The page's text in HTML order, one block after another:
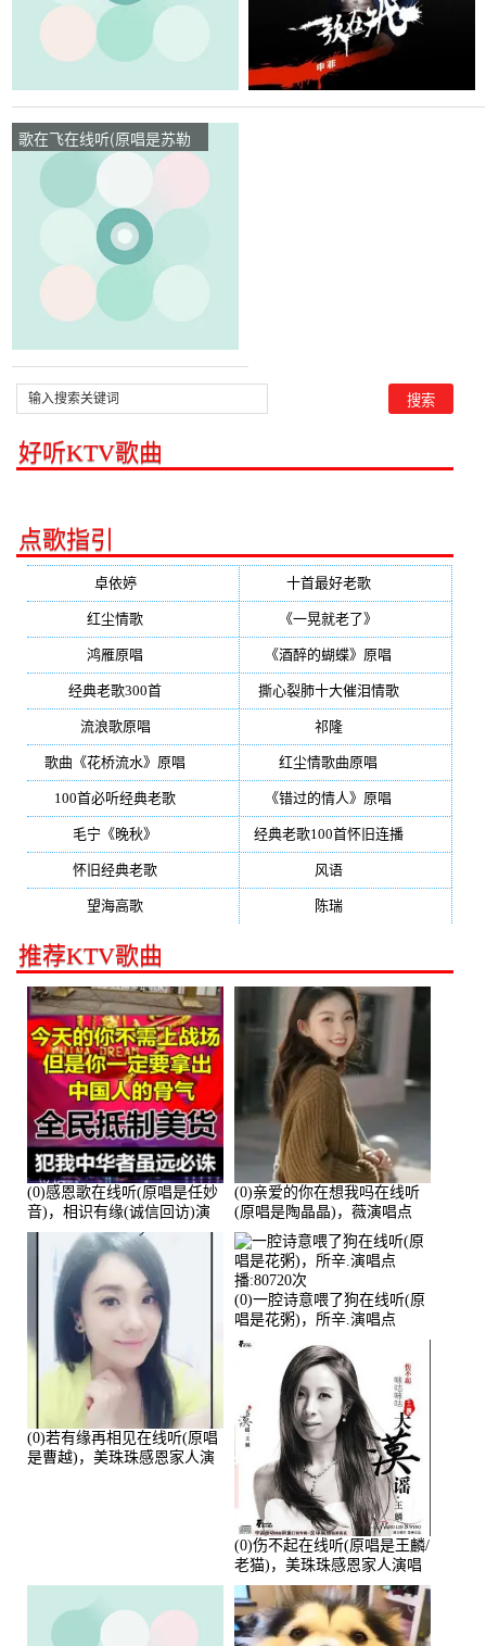
歌在飞在线听(原唱是苏勒
亚其其格)，快乐的人演唱
点播:36次
好听KTV歌曲
点歌指引
卓依婷(350) 十首最好老歌(300)
红尘情歌 《一晃就老了》
鸿雁原唱 《酒醉的蝴蝶》原唱
经典老歌300首 撕心裂肺十大催泪情歌(195)
流浪歌原唱 祁隆(188)
歌曲《花桥流水》原唱 红尘情歌曲原唱
100首必听经典老歌 《错过的情人》原唱
毛宁《晚秋》 经典老歌100首怀旧连播(134)
怀旧经典老歌 风语(132)
望海高歌 陈瑞(128)
推荐KTV歌曲
(0)感恩歌在线听(原唱是任妙
音)，相识有缘(诚信回访)演
唱点播:161288次
(0)亲爱的你在想我吗在线听
(原唱是陶晶晶)，薇演唱点
播:159722次
(0)若有缘再相见在线听(原唱
是曹越)，美珠珠感恩家人演
(0)一腔诗意喂了狗在线听(原
唱是花粥)，所辛.演唱点
播:80720次
(0)伤不起在线听(原唱是王麟/
老猫)，美珠珠感恩家人演唱
点播:80218次